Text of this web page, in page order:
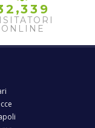
2 ,33 9
ONLINE